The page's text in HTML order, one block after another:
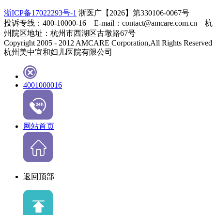
浙ICP备17022293号-1 浙医广【2026】第330106-0067号
投诉专线：400-10000-16 E-mail：contact@amcare.com.cn 杭
州院区地址：杭州市西湖区古墩路67号
Copyright 2005 - 2012 AMCARE Corporation,All Rights Reserved
杭州美中宜和妇儿医院有限公司
4001000016
网站首页
返回顶部